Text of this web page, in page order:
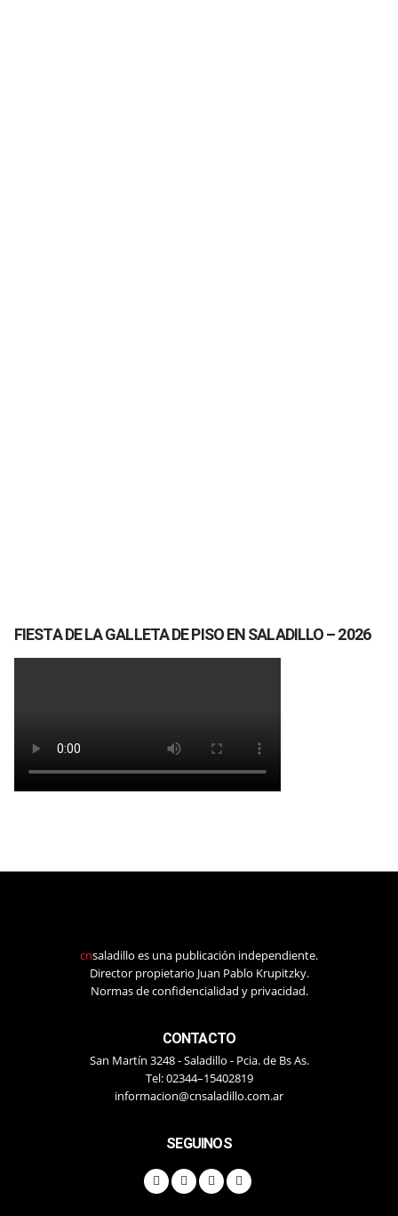
FIESTA DE LA GALLETA DE PISO EN SALADILLO – 2026
cnsaladillo es una publicación independiente.
Director propietario Juan Pablo Krupitzky.
Normas de confidencialidad y privacidad.
CONTACTO
San Martín 3248 - Saladillo - Pcia. de Bs As.
Tel: 02344–15402819
informacion@cnsaladillo.com.ar
SEGUINOS